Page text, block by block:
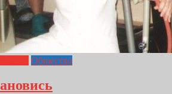
Общество